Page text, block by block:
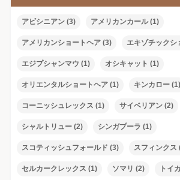
アビシニアン(3) アメリカンカール(1)
アメリカンショートヘア(3) エキゾチックシ
エジプシャンマウ (1) オシキャット (1)
オリエンタルショートヘア(1) キンカロー(1)
コーニッシュレックス (1) サイベリアン(2)
シャルトリュー(2) シンガプーラ (1)
スコティッシュフォールド (3) スフィンクス
セルカークレックス (1) ソマリ (2) トイ